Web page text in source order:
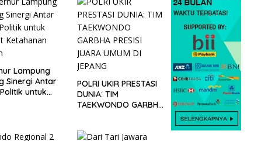
Lampung
Sinergi Antar
untuk
POLRI UKIR PRESTASI
DUNIA: TIM
TAEKWONDO GARBHA